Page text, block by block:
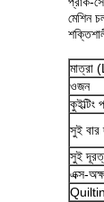
মেশিন
মাত্রা
ওজন
কুইল্টিং
সুই বার
সুই
এক্স-